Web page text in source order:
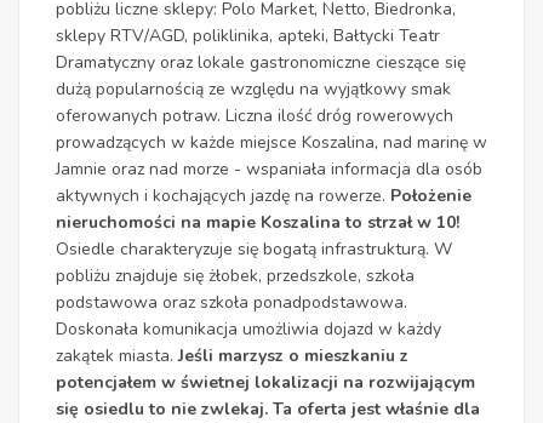
pobliżu liczne sklepy: Polo Market, Netto, Biedronka,
sklepy RTV/AGD, poliklinika, apteki, Bałtycki Teatr
Dramatyczny oraz lokale gastronomiczne cieszące się
dużą popularnością ze względu na wyjątkowy smak
oferowanych potraw. Liczna ilość dróg rowerowych
prowadzących w każde miejsce Koszalina, nad marinę w
Jamnie oraz nad morze - wspaniała informacja dla osób
aktywnych i kochających jazdę na rowerze. Położenie
nieruchomości na mapie Koszalina to strzał w 10!
Osiedle charakteryzuje się bogatą infrastrukturą. W
pobliżu znajduje się żłobek, przedszkole, szkoła
podstawowa oraz szkoła ponadpodstawowa.
Doskonała komunikacja umożliwia dojazd w każdy
zakątek miasta.Jeśli marzysz o mieszkaniu z
potencjałem w świetnej lokalizacji na rozwijającym
się osiedlu to nie zwlekaj. Ta oferta jest właśnie dla